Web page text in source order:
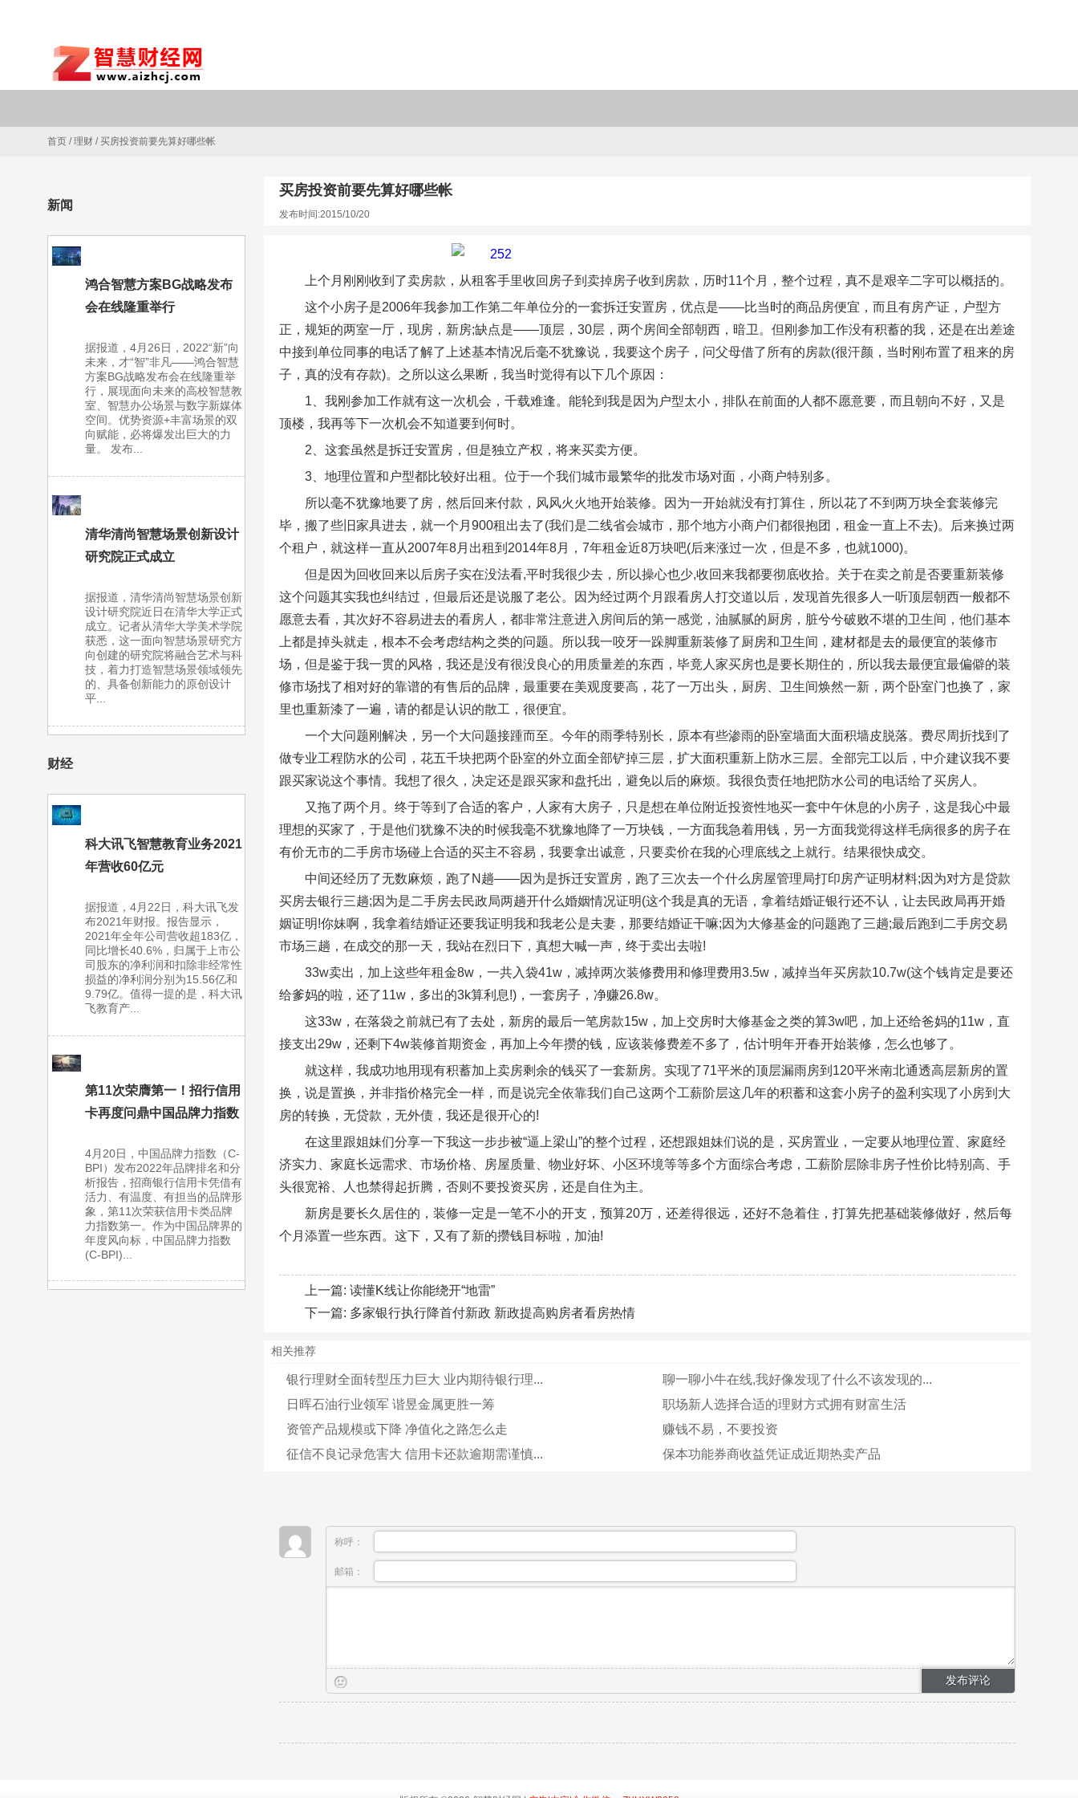
首页 /理财 /买房投资前要先算好哪些帐
新闻
鸿合智慧方案BG战略发布
会在线隆重举行
据报道，4月26日，2022“新”向
未来，才“智”非凡——鸿合智慧
方案BG战略发布会在线隆重举
行，展现面向未来的高校智慧教
室、智慧办公场景与数字新媒体
空间。优势资源+丰富场景的双
向赋能，必将爆发出巨大的力
量。 发布...
清华清尚智慧场景创新设计
研究院正式成立
据报道，清华清尚智慧场景创新
设计研究院近日在清华大学正式
成立。记者从清华大学美术学院
获悉，这一面向智慧场景研究方
向创建的研究院将融合艺术与科
技，着力打造智慧场景领域领先
的、具备创新能力的原创设计
平...
财经
科大讯飞智慧教育业务2021
年营收60亿元
据报道，4月22日，科大讯飞发
布2021年财报。报告显示，
2021年全年公司营收超183亿，
同比增长40.6%，归属于上市公
司股东的净利润和扣除非经常性
损益的净利润分别为15.56亿和
9.79亿。值得一提的是，科大讯
飞教育产...
第11次荣膺第一！招行信用
卡再度问鼎中国品牌力指数
4月20日，中国品牌力指数（C-
BPI）发布2022年品牌排名和分
析报告，招商银行信用卡凭借有
活力、有温度、有担当的品牌形
象，第11次荣获信用卡类品牌
力指数第一。作为中国品牌界的
年度风向标，中国品牌力指数
(C-BPI)...
买房投资前要先算好哪些帐
发布时间:2015/10/20
上个月刚刚收到了卖房款，从租客手里收回房子到卖掉房子收到房款，历时11个月，整个过程，真不是艰辛二字可以概括的。
这个小房子是2006年我参加工作第二年单位分的一套拆迁安置房，优点是——比当时的商品房便宜，而且有房产证，户型方
正，规矩的两室一厅，现房，新房;缺点是——顶层，30层，两个房间全部朝西，暗卫。但刚参加工作没有积蓄的我，还是在出差途
中接到单位同事的电话了解了上述基本情况后毫不犹豫说，我要这个房子，问父母借了所有的房款(很汗颜，当时刚布置了租来的房
子，真的没有存款)。之所以这么果断，我当时觉得有以下几个原因：
1、我刚参加工作就有这一次机会，千载难逢。能轮到我是因为户型太小，排队在前面的人都不愿意要，而且朝向不好，又是
顶楼，我再等下一次机会不知道要到何时。
2、这套虽然是拆迁安置房，但是独立产权，将来买卖方便。
3、地理位置和户型都比较好出租。位于一个我们城市最繁华的批发市场对面，小商户特别多。
所以毫不犹豫地要了房，然后回来付款，风风火火地开始装修。因为一开始就没有打算住，所以花了不到两万块全套装修完
毕，搬了些旧家具进去，就一个月900租出去了(我们是二线省会城市，那个地方小商户们都很抱团，租金一直上不去)。后来换过两
个租户，就这样一直从2007年8月出租到2014年8月，7年租金近8万块吧(后来涨过一次，但是不多，也就1000)。
但是因为回收回来以后房子实在没法看,平时我很少去，所以操心也少,收回来我都要彻底收拾。关于在卖之前是否要重新装修
这个问题其实我也纠结过，但最后还是说服了老公。因为经过两个月跟看房人打交道以后，发现首先很多人一听顶层朝西一般都不
愿意去看，其次好不容易进去的看房人，都非常注意进入房间后的第一感觉，油腻腻的厨房，脏兮兮破败不堪的卫生间，他们基本
上都是掉头就走，根本不会考虑结构之类的问题。所以我一咬牙一跺脚重新装修了厨房和卫生间，建材都是去的最便宜的装修市
场，但是鉴于我一贯的风格，我还是没有很没良心的用质量差的东西，毕竟人家买房也是要长期住的，所以我去最便宜最偏僻的装
修市场找了相对好的靠谱的有售后的品牌，最重要在美观度要高，花了一万出头，厨房、卫生间焕然一新，两个卧室门也换了，家
里也重新漆了一遍，请的都是认识的散工，很便宜。
一个大问题刚解决，另一个大问题接踵而至。今年的雨季特别长，原本有些渗雨的卧室墙面大面积墙皮脱落。费尽周折找到了
做专业工程防水的公司，花五千块把两个卧室的外立面全部铲掉三层，扩大面积重新上防水三层。全部完工以后，中介建议我不要
跟买家说这个事情。我想了很久，决定还是跟买家和盘托出，避免以后的麻烦。我很负责任地把防水公司的电话给了买房人。
又拖了两个月。终于等到了合适的客户，人家有大房子，只是想在单位附近投资性地买一套中午休息的小房子，这是我心中最
理想的买家了，于是他们犹豫不决的时候我毫不犹豫地降了一万块钱，一方面我急着用钱，另一方面我觉得这样毛病很多的房子在
有价无市的二手房市场碰上合适的买主不容易，我要拿出诚意，只要卖价在我的心理底线之上就行。结果很快成交。
中间还经历了无数麻烦，跑了N趟——因为是拆迁安置房，跑了三次去一个什么房屋管理局打印房产证明材料;因为对方是贷款
买房去银行三趟;因为是二手房去民政局两趟开什么婚姻情况证明(这个我是真的无语，拿着结婚证银行还不认，让去民政局再开婚
姻证明!你妹啊，我拿着结婚证还要我证明我和我老公是夫妻，那要结婚证干嘛;因为大修基金的问题跑了三趟;最后跑到二手房交易
市场三趟，在成交的那一天，我站在烈日下，真想大喊一声，终于卖出去啦!
33w卖出，加上这些年租金8w，一共入袋41w，减掉两次装修费用和修理费用3.5w，减掉当年买房款10.7w(这个钱肯定是要还
给爹妈的啦，还了11w，多出的3k算利息!)，一套房子，净赚26.8w。
这33w，在落袋之前就已有了去处，新房的最后一笔房款15w，加上交房时大修基金之类的算3w吧，加上还给爸妈的11w，直
接支出29w，还剩下4w装修首期资金，再加上今年攒的钱，应该装修费差不多了，估计明年开春开始装修，怎么也够了。
就这样，我成功地用现有积蓄加上卖房剩余的钱买了一套新房。实现了71平米的顶层漏雨房到120平米南北通透高层新房的置
换，说是置换，并非指价格完全一样，而是说完全依靠我们自己这两个工薪阶层这几年的积蓄和这套小房子的盈利实现了小房到大
房的转换，无贷款，无外债，我还是很开心的!
在这里跟姐妹们分享一下我这一步步被“逼上梁山”的整个过程，还想跟姐妹们说的是，买房置业，一定要从地理位置、家庭经
济实力、家庭长远需求、市场价格、房屋质量、物业好坏、小区环境等等多个方面综合考虑，工薪阶层除非房子性价比特别高、手
头很宽裕、人也禁得起折腾，否则不要投资买房，还是自住为主。
新房是要长久居住的，装修一定是一笔不小的开支，预算20万，还差得很远，还好不急着住，打算先把基础装修做好，然后每
个月添置一些东西。这下，又有了新的攒钱目标啦，加油!
上一篇: 读懂K线让你能绕开“地雷”
下一篇: 多家银行执行降首付新政 新政提高购房者看房热情
相关推荐
银行理财全面转型压力巨大 业内期待银行理...
聊一聊小牛在线,我好像发现了什么不该发现的...
日晖石油行业领军 谐昱金属更胜一筹
职场新人选择合适的理财方式拥有财富生活
资管产品规模或下降 净值化之路怎么走
赚钱不易，不要投资
征信不良记录危害大 信用卡还款逾期需谨慎...
保本功能券商收益凭证成近期热卖产品
称呼：
邮箱：